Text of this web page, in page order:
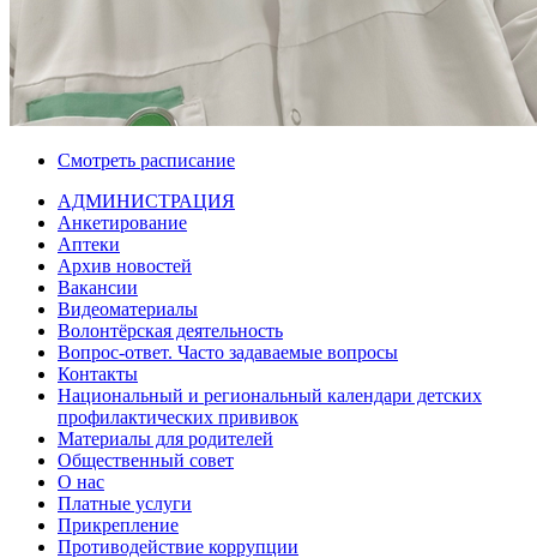
Смотреть расписание
АДМИНИСТРАЦИЯ
Анкетирование
Аптеки
Архив новостей
Вакансии
Видеоматериалы
Волонтёрская деятельность
Вопрос-ответ. Часто задаваемые вопросы
Контакты
Национальный и региональный календари детских
профилактических прививок
Материалы для родителей
Общественный совет
О нас
Платные услуги
Прикрепление
Противодействие коррупции